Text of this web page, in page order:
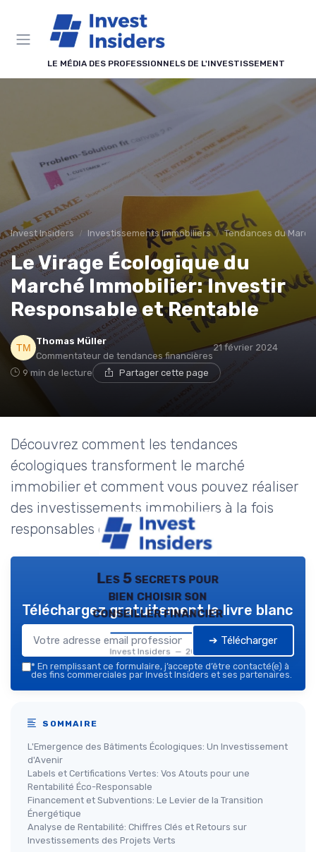
LE MÉDIA DES PROFESSIONNELS DE L'INVESTISSEMENT
Invest Insiders Investissements Immobiliers Tendances du
Le Virage Écologique du
Marché Immobilier: Investir
Responsable et Rentable
Thomas Müller
Commentateur de tendances financières
21 février 2024
9 min de lecture Partager cette page
Découvrez comment les tendances
écologiques transforment le marché
immobilier et comment vous pouvez réaliser
des investissements immobiliers à la fois
responsables et rentables.
Les 5 secrets pour
bien choisir son
conseiller financier
Invest Insiders — 2026
Téléchargez gratuitement le livre blanc
➔ Télécharger
* En remplissant ce formulaire, j’accepte d’être contacté(e) à
des fins commerciales par Invest Insiders et ses partenaires.
SOMMAIRE
L'Emergence des Bâtiments Écologiques: Un Investissement
d'Avenir
Labels et Certifications Vertes: Vos Atouts pour une
Rentabilité Éco-Responsable
Financement et Subventions: Le Levier de la Transition
Énergétique
Analyse de Rentabilité: Chiffres Clés et Retours sur
Investissements des Projets Verts